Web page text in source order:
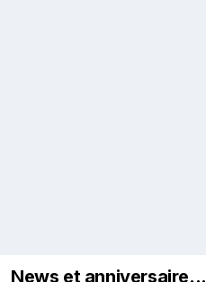
News et anniversaire...